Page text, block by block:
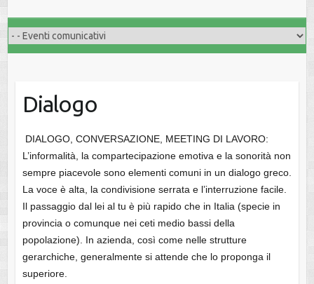
Dialogo
DIALOGO, CONVERSAZIONE, MEETING DI LAVORO:
L’informalità, la compartecipazione emotiva e la sonorità non
sempre piacevole sono elementi comuni in un dialogo greco.
La voce è alta, la condivisione serrata e l’interruzione facile.
Il passaggio dal lei al tu è più rapido che in Italia (specie in
provincia o comunque nei ceti medio bassi della
popolazione). In azienda, così come nelle strutture
gerarchiche, generalmente si attende che lo proponga il
superiore.